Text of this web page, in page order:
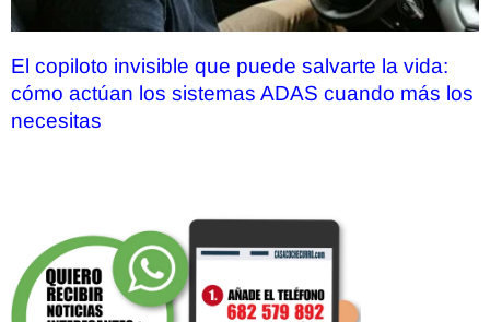
El copiloto invisible que puede salvarte la vida:
cómo actúan los sistemas ADAS cuando más los
necesitas